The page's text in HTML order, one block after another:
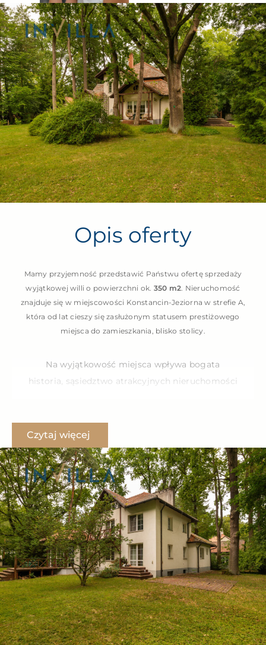
Opis oferty
Mamy przyjemność przedstawić Państwu ofertę sprzedaży
wyjątkowej willi o powierzchni ok. 350 m2 . Nieruchomość
znajduje się w miejscowości Konstancin-Jeziorna w strefie A,
która od lat cieszy się zasłużonym statusem prestiżowego
miejsca do zamieszkania, blisko stolicy.
Na wyjątkowość miejsca wpływa bogata
historia, sąsiedztwo atrakcyjnych nieruchomości
Dom został rozbudowany w 1992 roku jego podstawowa bryła
pochodzi z przełomu lat 40/50. Przemyślany rozkład, zapewnia
mieszkańcomprzestrzeń i komfort. Wszystkie pomieszczenia są
ustawne ibardzo dobrze doświetlone. Duży ogród otoczony
starodrzewiem zapewnia prywatność i wyjątkowo przyjemną
przestrzeń do spędzania czasu na zewnątrz.
Rozkład pomieszczeń:
Parter:
– kuchnia,
– jadalnia,
– salon,
– gabinet,
– hall,
Czytaj więcej